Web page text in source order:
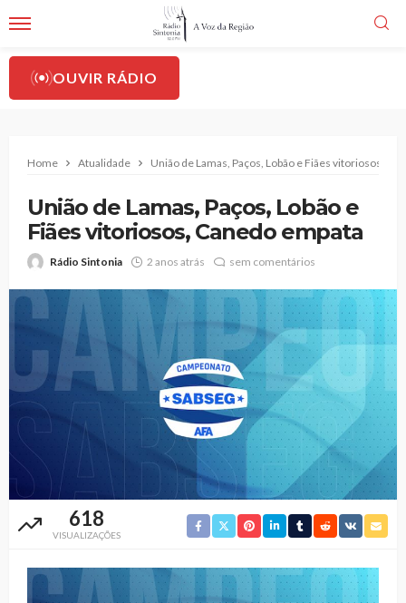
OUVIR RÁDIO
Home Atualidade União de Lamas, Paços, Lobão e Fiães vitoriosos,
União de Lamas, Paços, Lobão e
Fiães vitoriosos, Canedo empata
Rádio Sintonia 2 anos atrás sem comentários
618
VISUALIZAÇÕES